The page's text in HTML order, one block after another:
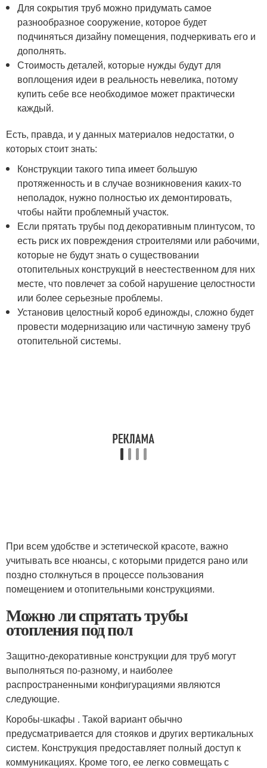
Для сокрытия труб можно придумать самое
разнообразное сооружение, которое будет
подчиняться дизайну помещения, подчеркивать его и
дополнять.
Стоимость деталей, которые нужды будут для
воплощения идеи в реальность невелика, потому
купить себе все необходимое может практически
каждый.
Есть, правда, и у данных материалов недостатки, о
которых стоит знать:
Конструкции такого типа имеет большую
протяженность и в случае возникновения каких-то
неполадок, нужно полностью их демонтировать,
чтобы найти проблемный участок.
Если прятать трубы под декоративным плинтусом, то
есть риск их повреждения строителями или рабочими,
которые не будут знать о существовании
отопительных конструкций в неестественном для них
месте, что повлечет за собой нарушение целостности
или более серьезные проблемы.
Установив целостный короб единожды, сложно будет
провести модернизацию или частичную замену труб
отопительной системы.
При всем удобстве и эстетической красоте, важно
учитывать все нюансы, с которыми придется рано или
поздно столкнуться в процессе пользования
помещением и отопительными конструкциями.
Можно ли спрятать трубы
отопления под пол
Защитно-декоративные конструкции для труб могут
выполняться по-разному, и наиболее
распространенными конфигурациями являются
следующие.
Коробы-шкафы . Такой вариант обычно
предусматривается для стояков и других вертикальных
систем. Конструкция предоставляет полный доступ к
коммуникациях. Кроме того, ее легко совмещать с